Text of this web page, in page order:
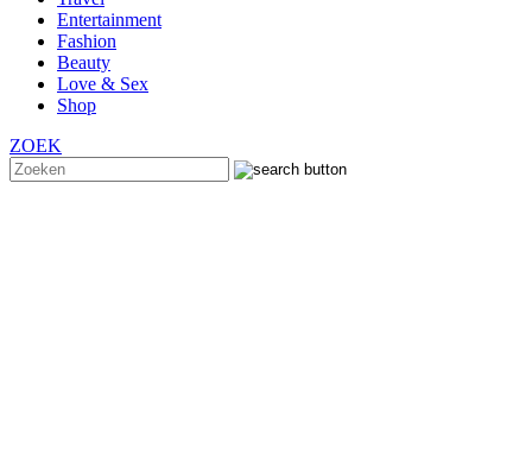
Entertainment
Fashion
Beauty
Love & Sex
Shop
ZOEK